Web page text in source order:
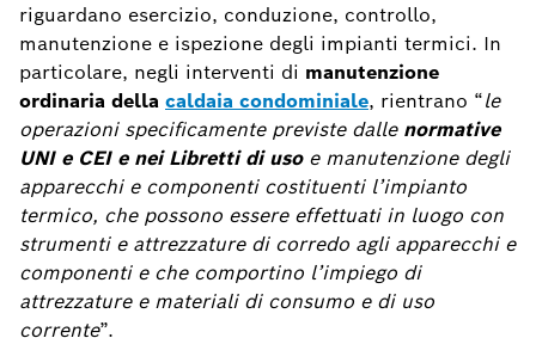
riguardano esercizio, conduzione, controllo,
manutenzione e ispezione degli impianti termici. In
particolare, negli interventi di manutenzione
ordinaria della caldaia condominiale, rientrano “le
operazioni specificamente previste dalle normative
UNI e CEI e nei Libretti di usoe manutenzione degli
apparecchi e componenti costituenti l’impianto
termico, che possono essere effettuati in luogo con
strumenti e attrezzature di corredo agli apparecchi e
componenti e che comportino l’impiego di
attrezzature e materiali di consumo e di uso
corrente”.